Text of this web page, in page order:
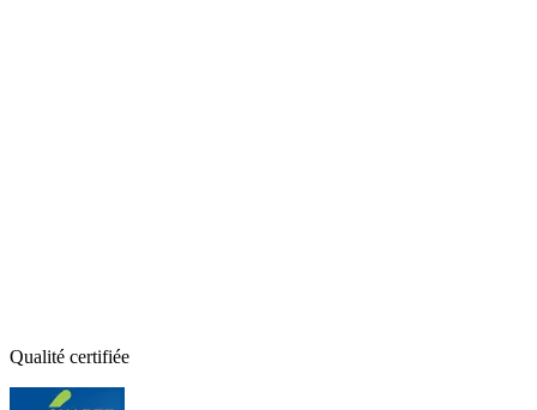
Qualité certifiée